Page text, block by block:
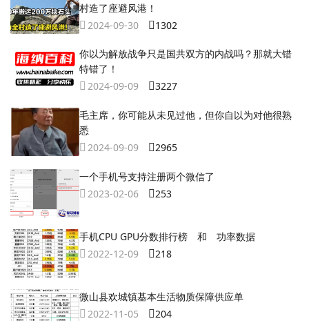
村造了座避风港！
2024-09-30
1302
你以为解放战争只是国共双方的内战吗？那就大错
特错了！
2024-09-09
3227
毛主席，你可能从未见过他，但你自以为对他很熟
悉
2024-09-09
2965
一个手机号支持注册两个微信了
2023-02-06
253
手机CPU GPU分数排行榜 和 功率数据
2022-12-09
218
微山县欢城镇基本生活物质保障供应单
2022-11-05
204